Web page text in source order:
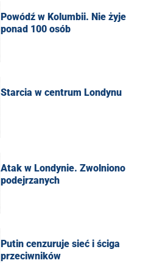
Powódź w Kolumbii. Nie żyje
ponad 100 osób
​Starcia w centrum Londynu
Atak w Londynie. Zwolniono
podejrzanych
​Putin cenzuruje sieć i ściga
przeciwników